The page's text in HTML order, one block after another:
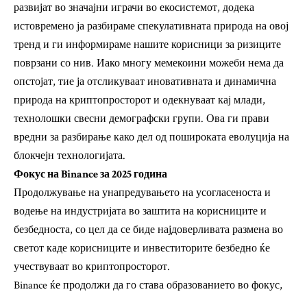
развијат во значајни играчи во екосистемот, додека
истовремено ја разбираме спекулативната природа на овој
тренд и ги информираме нашите корисници за ризиците
поврзани со нив. Иако многу мемекоини можеби нема да
опстојат, тие ја отсликуваат иновативната и динамична
природа на криптопросторот и одекнуваат кај млади,
технолошки свесни демографски групи. Ова ги прави
вредни за разбирање како дел од пошироката еволуција на
блокчејн технологијата.
Фокус на Binance за 2025 година
Продолжување на унапредувањето на усогласеноста и
водење на индустријата во заштита на корисниците и
безбедноста, со цел да се биде најдоверливата размена во
светот каде корисниците и инвеститорите безбедно ќе
учествуваат во криптопросторот.
Binance ќе продолжи да го става образованието во фокус,